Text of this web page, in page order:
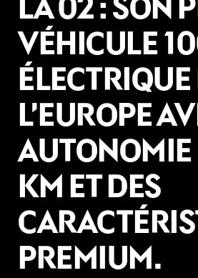
VÉHICULE
L’EUROPE
KM ET DES
PREMIUM.